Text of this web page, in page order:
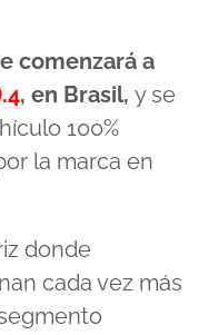
comenzará a
, en Brasil, y se
100%
la marca en
donde
cada vez más